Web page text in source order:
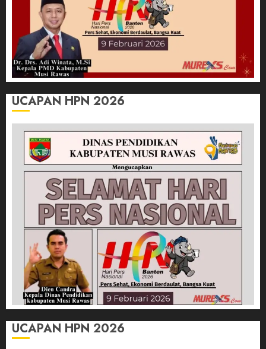
UCAPAN HPN 2026
UCAPAN HPN 2026